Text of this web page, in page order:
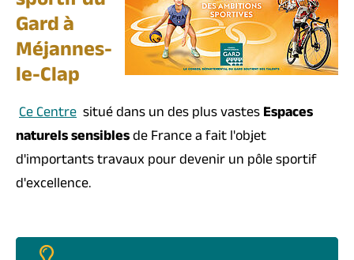
Gard à
Méjannes-
le-Clap
Ce Centre situé dans un des plus vastesEspaces
naturels sensiblesde France a fait l'objet
d'importants travaux pour devenir un pôle sportif
d'excellence.